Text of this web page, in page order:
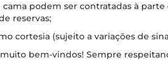
podem ser contratadas à
reservas;
cortesia (sujeito a variações de
muito bem-vindos! Sempre